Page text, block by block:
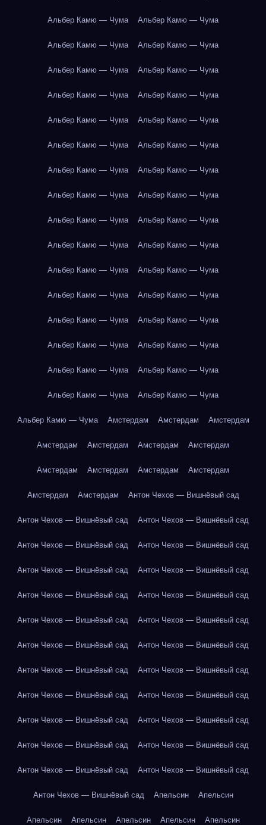
Альбер Камю — Чума Альбер Камю — Чума
Альбер Камю — Чума Альбер Камю — Чума
Альбер Камю — Чума Альбер Камю — Чума
Альбер Камю — Чума Альбер Камю — Чума
Альбер Камю — Чума Альбер Камю — Чума
Альбер Камю — Чума Альбер Камю — Чума
Альбер Камю — Чума Альбер Камю — Чума
Альбер Камю — Чума Альбер Камю — Чума
Альбер Камю — Чума Альбер Камю — Чума
Альбер Камю — Чума Альбер Камю — Чума
Альбер Камю — Чума Альбер Камю — Чума
Альбер Камю — Чума Альбер Камю — Чума
Альбер Камю — Чума Альбер Камю — Чума
Альбер Камю — Чума Альбер Камю — Чума
Альбер Камю — Чума Альбер Камю — Чума
Альбер Камю — Чума Альбер Камю — Чума
Альбер Камю — Чума Амстердам Амстердам Амстердам
Амстердам Амстердам Амстердам Амстердам
Амстердам Амстердам Амстердам Амстердам
Амстердам Амстердам Антон Чехов — Вишнёвый сад
Антон Чехов — Вишнёвый сад Антон Чехов — Вишнёвый сад
Антон Чехов — Вишнёвый сад Антон Чехов — Вишнёвый сад
Антон Чехов — Вишнёвый сад Антон Чехов — Вишнёвый сад
Антон Чехов — Вишнёвый сад Антон Чехов — Вишнёвый сад
Антон Чехов — Вишнёвый сад Антон Чехов — Вишнёвый сад
Антон Чехов — Вишнёвый сад Антон Чехов — Вишнёвый сад
Антон Чехов — Вишнёвый сад Антон Чехов — Вишнёвый сад
Антон Чехов — Вишнёвый сад Антон Чехов — Вишнёвый сад
Антон Чехов — Вишнёвый сад Антон Чехов — Вишнёвый сад
Антон Чехов — Вишнёвый сад Антон Чехов — Вишнёвый сад
Антон Чехов — Вишнёвый сад Антон Чехов — Вишнёвый сад
Антон Чехов — Вишнёвый сад Апельсин Апельсин
Апельсин Апельсин Апельсин Апельсин Апельсин